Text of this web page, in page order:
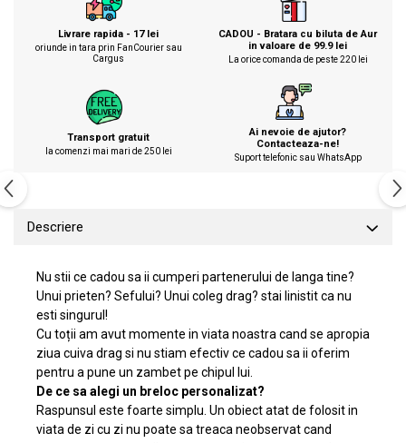
Livrare rapida - 17 lei
oriunde in tara prin FanCourier sau
Cargus
CADOU - Bratara cu biluta de Aur
in valoare de 99.9 lei
La orice comanda de peste 220 lei
Transport gratuit
la comenzi mai mari de 250 lei
Ai nevoie de ajutor?
Contacteaza-ne!
Suport telefonic sau WhatsApp
Descriere
Nu stii ce cadou sa ii cumperi partenerului de langa tine?
Unui prieten? Sefului? Unui coleg drag? stai linistit ca nu
esti singurul!
Cu toții am avut momente in viata noastra cand se apropia
ziua cuiva drag si nu stiam efectiv ce cadou sa ii oferim
pentru a pune un zambet pe chipul lui.
De ce sa alegi un breloc personalizat?
Raspunsul este foarte simplu. Un obiect atat de folosit in
viata de zi cu zi nu poate sa treaca neobservat cand